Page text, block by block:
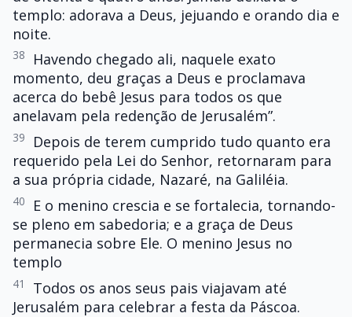
templo: adorava a Deus, jejuando e orando dia e
noite.
38
Havendo chegado ali, naquele exato
momento, deu graças a Deus e proclamava
acerca do bebê Jesus para todos os que
anelavam pela redenção de Jerusalém”.
39
Depois de terem cumprido tudo quanto era
requerido pela Lei do Senhor, retornaram para
a sua própria cidade, Nazaré, na Galiléia.
40
E o menino crescia e se fortalecia, tornando-
se pleno em sabedoria; e a graça de Deus
permanecia sobre Ele. O menino Jesus no
templo
41
Todos os anos seus pais viajavam até
Jerusalém para celebrar a festa da Páscoa.